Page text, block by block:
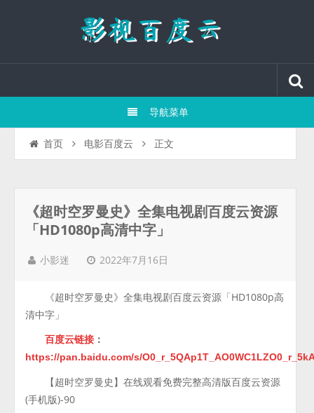
导航菜单
首页 电影百度云 正文
《超时空罗曼史》全集电视剧百度云资源
「HD1080p高清中字」
小影迷 2022年7月16日
《超时空罗曼史》全集电视剧百度云资源「HD1080p高
清中字」
百度云链接 ：
https://pan.baidu.com/s/
【超时空罗曼史】在线观看免费完整高清版百度云资源
(手机版)-90